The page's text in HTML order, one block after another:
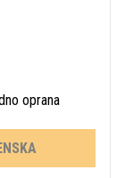
oprana